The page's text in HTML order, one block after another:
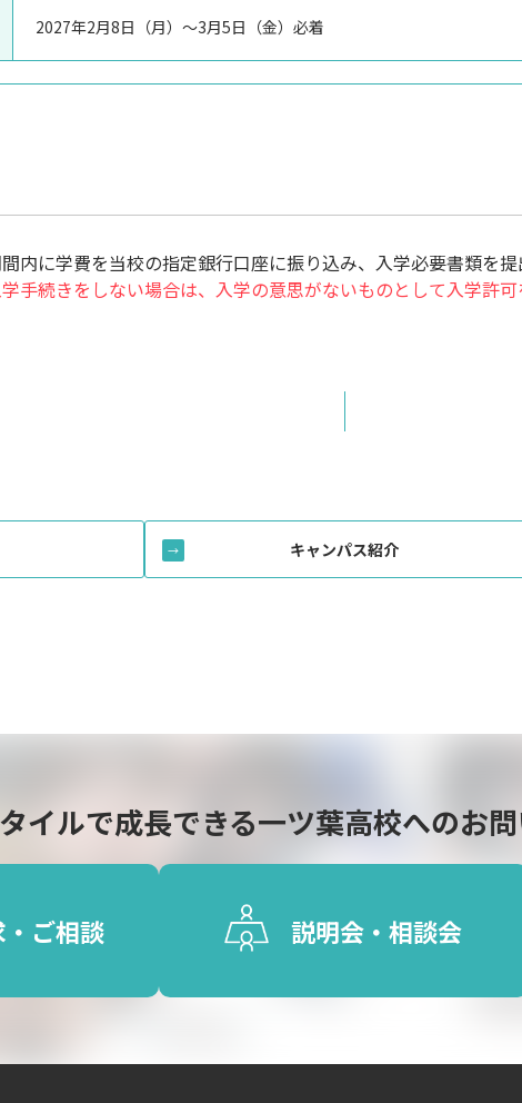
2027年2月8日（月）～3月5日（金）必着
内に学費を当校の指定銀行口座に振り込み、入学必要書類を提
手続きをしない場合は、入学の意思がないものとして入学許可
キャンパス紹介
イルで成長できる一ツ葉高校へのお
ご相談 説明会・相談会